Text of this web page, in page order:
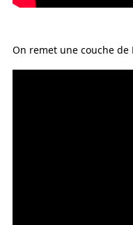
On remet une couche de